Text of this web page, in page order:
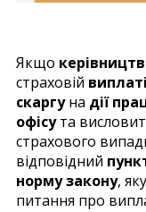
Якщо
страховій виплаті
скаргуна дії
офісута
страхового
відповідний
норму закону,
питання про